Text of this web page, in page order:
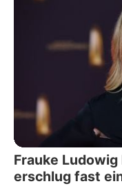
Frauke
erschlug fast